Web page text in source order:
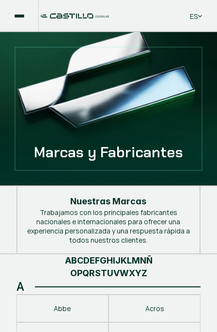
Select
ES
Nuestras Marcas
Trabajamos con los principales fabricantes
nacionales e internacionales para ofrecer una
experiencia personalizada y una respuesta rápida a
todos nuestros clientes.
A
Abbe Acros
ABCDEFGHIJKLMNÑ
OPQRSTUVWXYZ
Marcas y Fabricantes